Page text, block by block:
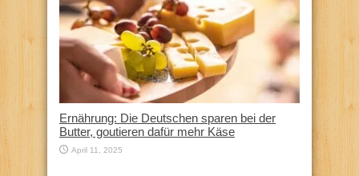
Ernährung: Die Deutschen sparen bei der
Butter, goutieren dafür mehr Käse
April 11, 2025